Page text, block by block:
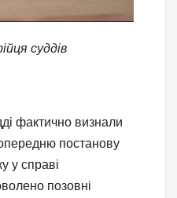
суддів
фактично визнали
постанову
у справі
позовні